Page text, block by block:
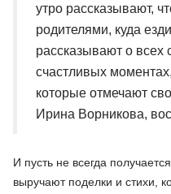
утро рассказывают,
родителями, куда
рассказывают о всех
счастливых
которые отмечают
Ирина Ворникова,
И пусть не всегда
выручают поделки и стихи,